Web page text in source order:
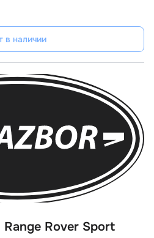
в наличии
Rover Sport